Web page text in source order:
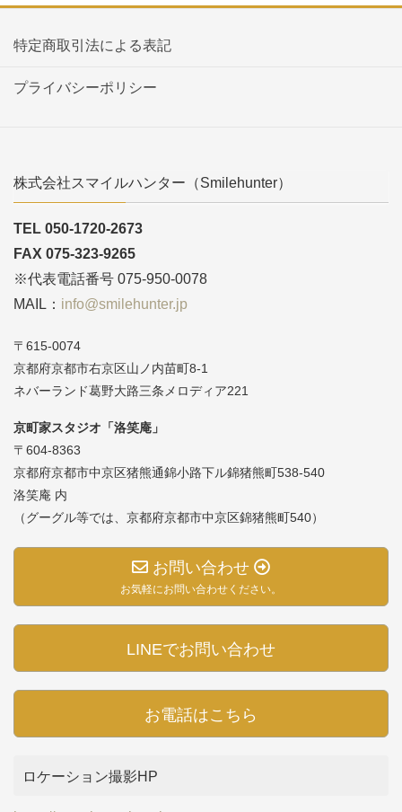
特定商取引法による表記
プライバシーポリシー
株式会社スマイルハンター（Smilehunter）
TEL 050-1720-2673
FAX 075-323-9265
※代表電話番号 075-950-0078
MAIL： info@smilehunter.jp
〒615-0074
京都府京都市右京区山ノ内苗町8-1
ネバーランド葛野大路三条メロディア221
京町家スタジオ「洛笑庵」
〒604-8363
京都府京都市中京区猪熊通錦小路下ル錦猪熊町538-540
洛笑庵 内
（グーグル等では、京都府京都市中京区錦猪熊町540）
お問い合わせ
お気軽にお問い合わせください。
LINEでお問い合わせ
お電話はこちら
ロケーション撮影HP